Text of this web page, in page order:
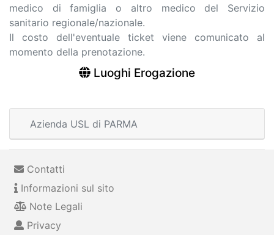
medico di famiglia o altro medico del Servizio
sanitario regionale/nazionale.
Il costo dell'eventuale ticket viene comunicato al
momento della prenotazione.
Luoghi Erogazione
Azienda USL di PARMA
Contatti
Informazioni sul sito
Note Legali
Privacy